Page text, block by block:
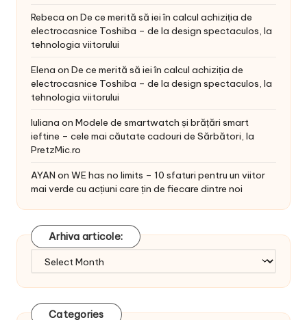
Rebeca on De ce merită să iei în calcul achiziția de
electrocasnice Toshiba – de la design spectaculos, la
tehnologia viitorului
Elena on De ce merită să iei în calcul achiziția de
electrocasnice Toshiba – de la design spectaculos, la
tehnologia viitorului
Iuliana on Modele de smartwatch și brățări smart
ieftine – cele mai căutate cadouri de Sărbători, la
PretzMic.ro
AYAN on WE has no limits – 10 sfaturi pentru un viitor
mai verde cu acțiuni care țin de fiecare dintre noi
Arhiva articole:
Arhiva
Categories